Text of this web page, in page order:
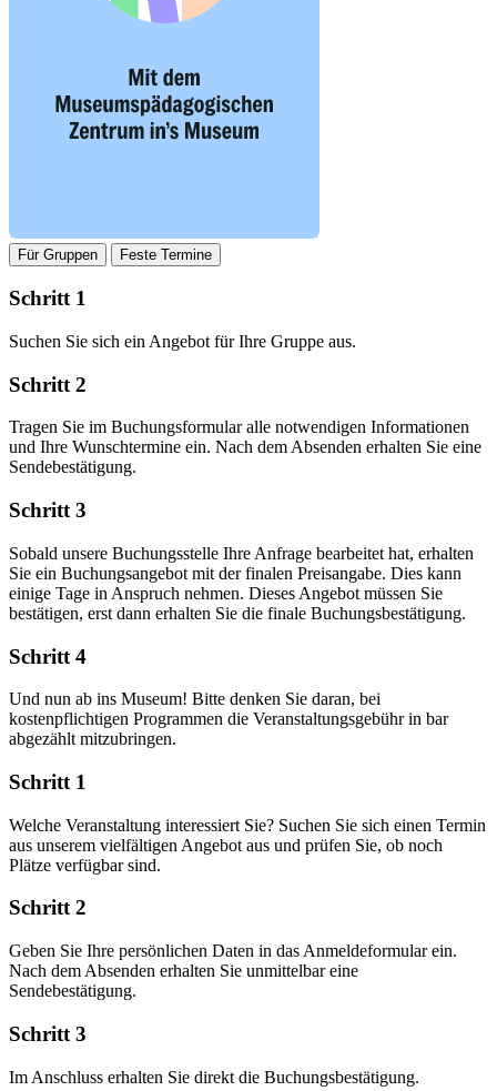
Für Gruppen Feste Termine
Schritt 1
Suchen Sie sich ein Angebot für Ihre Gruppe aus.
Schritt 2
Tragen Sie im Buchungsformular alle notwendigen Informationen
und Ihre Wunschtermine ein. Nach dem Absenden erhalten Sie eine
Sendebestätigung.
Schritt 3
Sobald unsere Buchungsstelle Ihre Anfrage bearbeitet hat, erhalten
Sie ein Buchungsangebot mit der finalen Preisangabe. Dies kann
einige Tage in Anspruch nehmen. Dieses Angebot müssen Sie
bestätigen, erst dann erhalten Sie die finale Buchungsbestätigung.
Schritt 4
Und nun ab ins Museum! Bitte denken Sie daran, bei
kostenpflichtigen Programmen die Veranstaltungsgebühr in bar
abgezählt mitzubringen.
Schritt 1
Welche Veranstaltung interessiert Sie? Suchen Sie sich einen Termin
aus unserem vielfältigen Angebot aus und prüfen Sie, ob noch
Plätze verfügbar sind.
Schritt 2
Geben Sie Ihre persönlichen Daten in das Anmeldeformular ein.
Nach dem Absenden erhalten Sie unmittelbar eine
Sendebestätigung.
Schritt 3
Im Anschluss erhalten Sie direkt die Buchungsbestätigung.